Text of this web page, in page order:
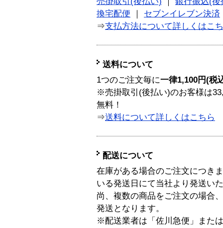
換宅配便
セブンイレブン決済
⇒支払方法について詳しくはこ
送料について
1つのご注文毎に一律1,100円(税
※売掛取引(後払い)のお客様は
無料！
⇒送料について詳しくはこちら
配送について
在庫がある場合のご注文につき
いる発送日にて当社より発送い
尚、複数の商品をご注文の場合
発送となります。
※配送業者は「佐川急便」また